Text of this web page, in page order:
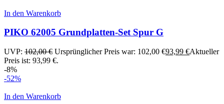
In den Warenkorb
PIKO 62005 Grundplatten-Set Spur G
UVP: 102,00€ Ursprünglicher Preis war: 102,00 €93,99 €Aktueller
Preis ist: 93,99 €.
-8%
-52%
In den Warenkorb